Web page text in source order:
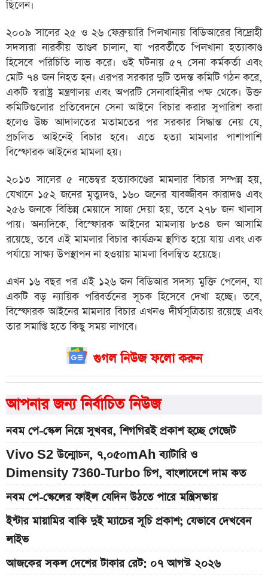
ছিলেন।
২০০৯ সালের ২৫ ও ২৬ ফেব্রুয়ারি পিলখানায় বিডিআরের বিদ্রোহী
সদস্যরা নারকীয় তাণ্ডব চালান, যা পরবর্তীতে পিলখানা হত্যাকাণ্ড
হিসেবে পরিচিতি লাভ করে। ওই ঘটনায় ৫৭ সেনা কর্মকর্তা এবং
মোট ৭৪ জন নিহত হন। এরপর সরকার দুটি তদন্ত কমিটি গঠন করে,
একটি স্বরাষ্ট্র মন্ত্রণালয় এবং অপরটি সেনাবাহিনীর পক্ষ থেকে। উক্ত
কমিটিগুলোর প্রতিবেদনে সেনা আইনে বিচার করার সুপারিশ করা
হলেও উচ্চ আদালতের মতামতের পর সরকার সিদ্ধান্ত নেয় যে,
প্রচলিত আইনেই বিচার হবে। এতে হত্যা মামলার পাশাপাশি
বিস্ফোরক আইনের মামলা হয়।
২০১৩ সালের ৫ নভেম্বর হত্যাকাণ্ডের মামলার বিচার সম্পন্ন হয়,
যেখানে ১৫২ জনের মৃত্যুদণ্ড, ১৬০ জনের যাবজ্জীবন কারাদণ্ড এবং
২৫৬ জনকে বিভিন্ন মেয়াদে সাজা দেয়া হয়, তবে ২৭৮ জন খালাস
পায়। অন্যদিকে, বিস্ফোরক আইনের মামলায় ৮৩৪ জন আসামি
রয়েছে, তবে এই মামলার বিচার কার্যক্রম স্থগিত হয়ে যায় এবং এক
পর্যায়ে সাক্ষ্য উপস্থাপন না হওয়ায় মামলা বিলম্বিত হয়েছে।
এখন ১৬ বছর পর এই ১২৬ জন বিডিআর সদস্য মুক্তি পেলেন, যা
একটি বড় ন্যায়িক পরিবর্তনের সূচক হিসেবে দেখা হচ্ছে। তবে,
বিস্ফোরক আইনের মামলার বিচার এখনও দীর্ঘসূত্রিতায় রয়েছে এবং
তার সমাপ্তি হতে কিছু সময় লাগবে।
গুগল নিউজ ফলো করুন
আপনার জন্য নির্বাচিত নিউজ
নবম পে-স্কেল নিয়ে সুখবর, শিগগিরই প্রকাশ হচ্ছে গেজেট
Vivo S2 উন্মোচন, ৭,০৫০mAh ব্যাটারি ও
Dimensity 7360-Turbo চিপ, বাংলাদেশে দাম কত
নবম পে-স্কেলের ফাইল যেদিন উঠতে পারে মন্ত্রিসভায়
ইন্টার মায়ামির বাকি দুই ম্যাচের সূচি প্রকাশ; যেভাবে দেখবেন
লাইভ
আজকের সকল দেশের টাকার রেট: ০৭ আগস্ট ২০২৬